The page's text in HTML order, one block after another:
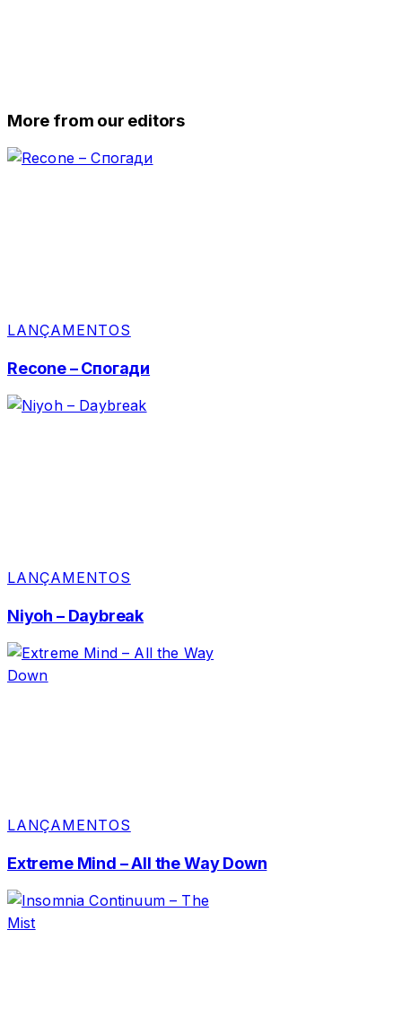
More from our editors
LANÇAMENTOS
Recone – Спогади
LANÇAMENTOS
Niyoh – Daybreak
LANÇAMENTOS
Extreme Mind – All the Way Down